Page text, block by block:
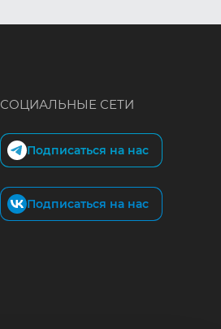
СОЦИАЛЬНЫЕ СЕТИ
Подписаться на нас
Подписаться на нас